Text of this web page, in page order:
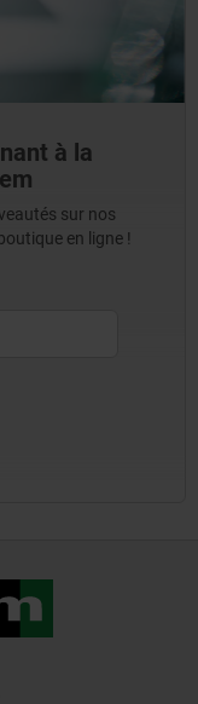
à la
sur nos
en ligne !